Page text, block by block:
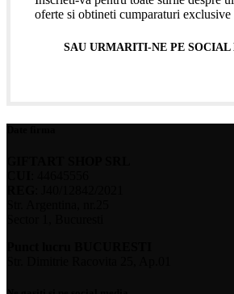
oferte si obtineti cumparaturi exclusive
SAU URMARITI-NE PE SOCIAL